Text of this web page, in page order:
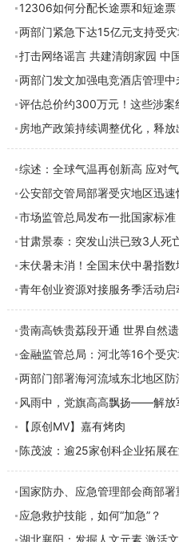
12306如何分配长途票和短途票
两部门紧急下达15亿元支持受
两部门发文加强电竞酒店管理
评估总价约300万元！这些涉案
房地产政策持续调整优化，释放
综述：全球气温再创新高 应对
公安部交管局部署受灾地区迅
市场监管总局发布一批国家标准
甘肃景泰：突发山洪已致3人死
末伏暑未消！全国末伏中暑指
青年创业资源对接服务季活动启
贵南高铁贵荔段开通 世界自然
金融监管总局：河北等16个受
两部门部署海河流域东北地区
【原创MV】嘉有烤肉
陈茂波：逾25家创科企业拓展
国家防办、应急管理部会商部
应急救护技能，如何“加急”？
湖北襄阳：发掘人文元素 激活